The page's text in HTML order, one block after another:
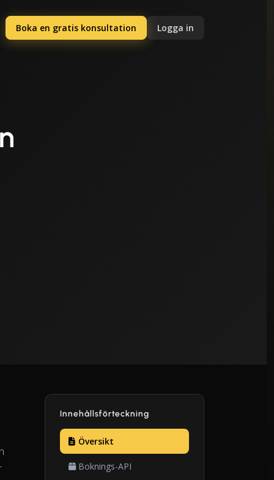
Boka en gratis konsultation Logga in
Innehållsförteckning
Översikt
Boknings-API